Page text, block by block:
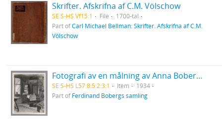
Skrifter. Afskrifna af C.M. Völschow
SE S-HS Vf15:1 File
1700-tal
Part ofCarl Michael Bellman: Skrifter. Afskrifna af C.M.
Völschow
Fotografi av en målning av Anna Boberg från 1934 föreställande en interiör från en stuga i Solvaer, Lofoten
SE S-HS L57:8:5:2:3:1 Item
1934
Part ofFerdinand Bobergs samling